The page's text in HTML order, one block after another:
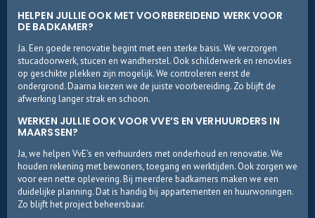
HELPEN JULLIE OOK MET VOORBEREIDEND WERK VOOR
DE BADKAMER?
Ja. Een goede renovatie begint met een sterke basis. We verzorgen
stucadoorwerk, stucen en wandherstel. Ook schilderwerk en renovlies
op geschikte plekken zijn mogelijk. We controleren eerst de
ondergrond. Daarna kiezen we de juiste voorbereiding. Zo blijft de
afwerking langer strak en schoon.
WERKEN JULLIE OOK VOOR VVE’S EN VERHUURDERS IN
MAARSSEN?
Ja, we helpen VvE’s en verhuurders met onderhoud en renovatie. We
houden rekening met bewoners, toegang en werktijden. Ook zorgen we
voor een nette oplevering. Bij meerdere badkamers maken we een
duidelijke planning. Dat is handig bij appartementen en huurwoningen.
Zo blijft het project beheersbaar.